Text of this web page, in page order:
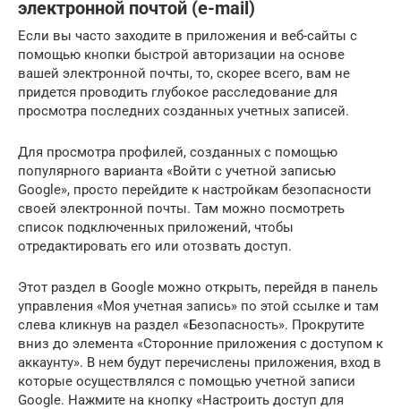
электронной почтой (e-mail)
Если вы часто заходите в приложения и веб-сайты с
помощью кнопки быстрой авторизации на основе
вашей электронной почты, то, скорее всего, вам не
придется проводить глубокое расследование для
просмотра последних созданных учетных записей.
Для просмотра профилей, созданных с помощью
популярного варианта «Войти с учетной записью
Google», просто перейдите к настройкам безопасности
своей электронной почты. Там можно посмотреть
список подключенных приложений, чтобы
отредактировать его или отозвать доступ.
Этот раздел в Google можно открыть, перейдя в панель
управления «Моя учетная запись» по этой ссылке и там
слева кликнув на раздел «Безопасность». Прокрутите
вниз до элемента «Сторонние приложения с доступом к
аккаунту». В нем будут перечислены приложения, вход в
которые осуществлялся с помощью учетной записи
Google. Нажмите на кнопку «Настроить доступ для